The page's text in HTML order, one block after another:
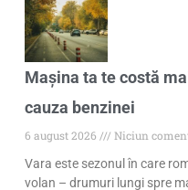
Mașina ta te costă
cauza benzinei
6 august 2026
Niciun
Vara este sezonul în care
volan – drumuri lungi spre